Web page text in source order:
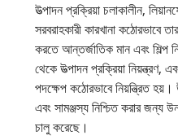
উত্পাদন প্রক্রিয়া চলাকালীন,
সরবরাহকারী কারখানা কঠোরভাবে
করতে আন্তর্জাতিক মান এবং শিল্প
থেকে উত্পাদন প্রক্রিয়া নিয়ন্ত্রণ,
পদক্ষেপ কঠোরভাবে নিয়ন্ত্রিত
এবং সামঞ্জস্য নিশ্চিত করার জন্য
চালু করেছে।